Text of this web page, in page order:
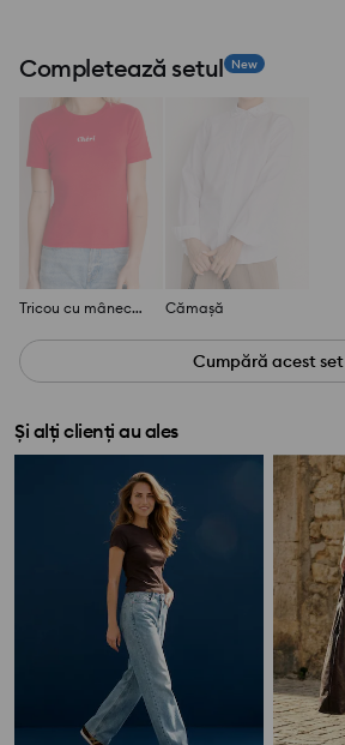
Completează setul New
Tricou cu mânecă scurtă Cămașă
Cumpără acest set
Și alți clienți au ales